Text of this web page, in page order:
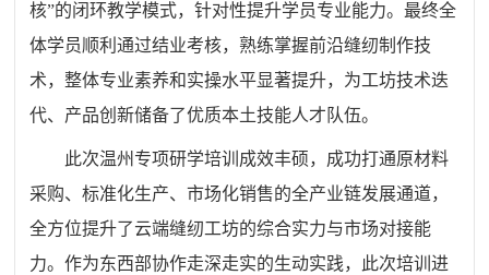
核”的闭环教学模式，针对性提升学员专业能力。最终全
体学员顺利通过结业考核，熟练掌握前沿缝纫制作技
术，整体专业素养和实操水平显著提升，为工坊技术迭
代、产品创新储备了优质本土技能人才队伍。
此次温州专项研学培训成效丰硕，成功打通原材料
采购、标准化生产、市场化销售的全产业链发展通道，
全方位提升了云端缝纫工坊的综合实力与市场对接能
力。作为东西部协作走深走实的生动实践，此次培训进